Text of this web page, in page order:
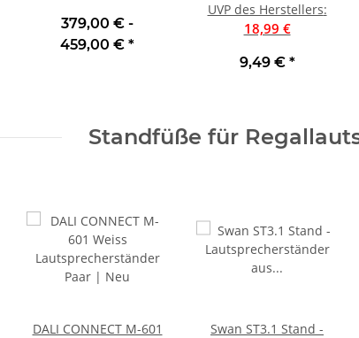
379,00 € -
459,00 € *
mit 2x1,5mm²
UVP des Herstellers:
18,99 €
9,49 € *
Standfüße für
DALI CONNECT M-601
Swan ST3.1 Stand -